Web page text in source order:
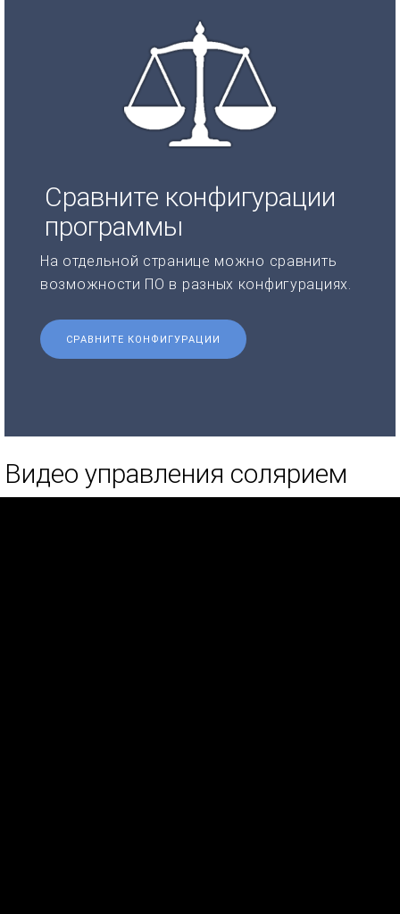
Сравните конфигурации
программы
На отдельной странице можно сравнить
возможности ПО в разных конфигурациях.
СРАВНИТЕ КОНФИГУРАЦИИ
Видео управления солярием